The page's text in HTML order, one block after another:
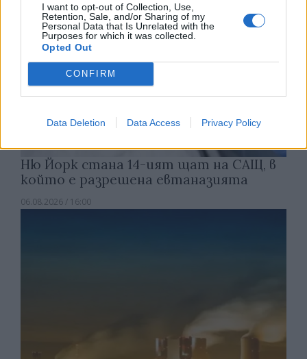
I want to opt-out of Collection, Use,
Retention, Sale, and/or Sharing of my
Personal Data that Is Unrelated with the
Purposes for which it was collected.
Opted Out
CONFIRM
Data Deletion Data Access Privacy Policy
Ню Йорк стана 14-ият щат на САЩ, в
който е разрешена евтаназията
06.08.2026 / 16:00